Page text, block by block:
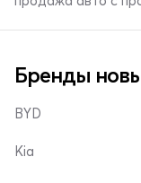
Бренды
BYD
Kia